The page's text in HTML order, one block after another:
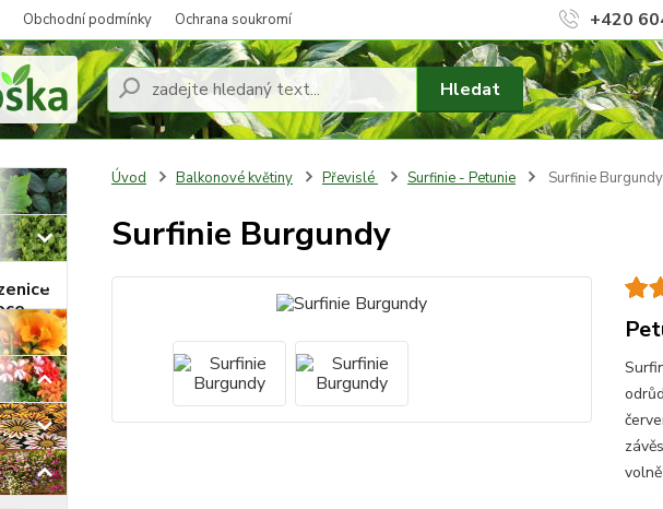
Obchodní podmínky Ochrana soukromí
Hledat
+420
Úvod Balkonové květiny Převislé Surfinie - Petunie Surfinie Burgundy
Surfinie Burgundy